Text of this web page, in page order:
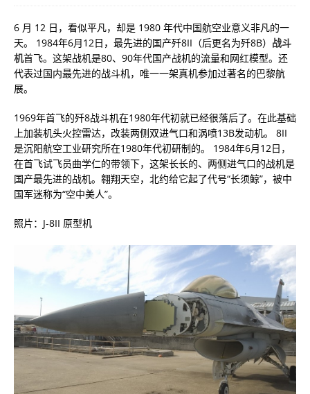
6 月 12 日，看似平凡，却是 1980 年代中国航空业意义非凡的一
天。 1984年6月12日，最先进的国产歼8II（后更名为歼8B） 战斗
机首飞。这架战机是80、90年代国产战机的流量和网红模型。还
代表过国内最先进的战斗机，唯一一架真机参加过著名的巴黎航
展。
1969年首飞的歼8战斗机在1980年代初就已经很落后了。在此基础
上加装机头火控雷达，改装两侧双进气口和涡喷13B发动机。 8II
是沉阳航空工业研究所在1980年代初研制的。 1984年6月12日，
在首飞试飞员曲学仁的带领下，这架长长的、两侧进气口的战机是
国产最先进的战机。翱翔天空，北约给它起了代号“长须鲸”，被中
国军迷称为“空中美人”。
照片：J-8II 原型机